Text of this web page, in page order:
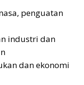
penguatan
industri dan
dan ekonomi